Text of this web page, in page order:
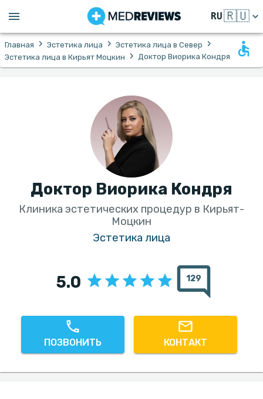
RU🇷🇺
Главная › Эстетика лица › Эстетика лица в Север ›
Эстетика лица в Кирьят Моцкин › Доктор Виорика Кондря
Доктор Виорика Кондря
Клиника эстетических процедур в Кирьят-
Моцкин
Эстетика лица
5.0 129
ПОЗВОНИТЬ КОНТАКТ